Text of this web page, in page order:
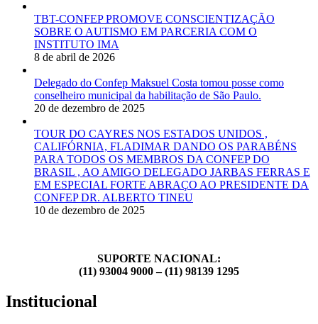
TBT-CONFEP PROMOVE CONSCIENTIZAÇÃO
SOBRE O AUTISMO EM PARCERIA COM O
INSTITUTO IMA
8 de abril de 2026
Delegado do Confep Maksuel Costa tomou posse como
conselheiro municipal da habilitação de São Paulo.
20 de dezembro de 2025
TOUR DO CAYRES NOS ESTADOS UNIDOS ,
CALIFÓRNIA, FLADIMAR DANDO OS PARABÉNS
PARA TODOS OS MEMBROS DA CONFEP DO
BRASIL , AO AMIGO DELEGADO JARBAS FERRAS E
EM ESPECIAL FORTE ABRAÇO AO PRESIDENTE DA
CONFEP DR. ALBERTO TINEU
10 de dezembro de 2025
SUPORTE NACIONAL:
(11) 93004 9000 – (11) 98139 1295
Institucional